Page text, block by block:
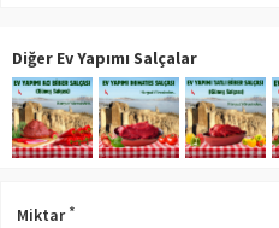
Diğer Ev Yapımı Salçalar
Miktar